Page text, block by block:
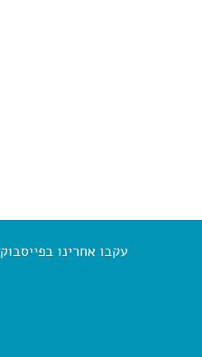
עקבו אחרינו בפייסבוק